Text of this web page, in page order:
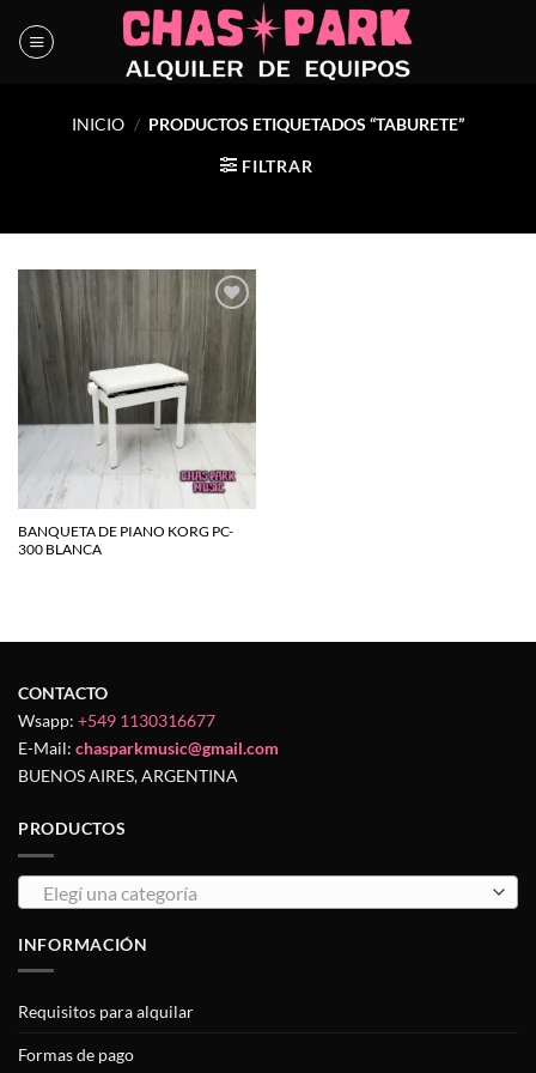
INICIO / PRODUCTOS ETIQUETADOS “TABURETE”
FILTRAR
lista de
BANQUETA DE PIANO KORG PC-
300 BLANCA
CONTACTO
Wsapp: +549 1130316677
E-Mail: chasparkmusic@gmail.com
BUENOS AIRES, ARGENTINA
PRODUCTOS
Elegí una categoría
INFORMACIÓN
Requisitos para alquilar
Formas de pago